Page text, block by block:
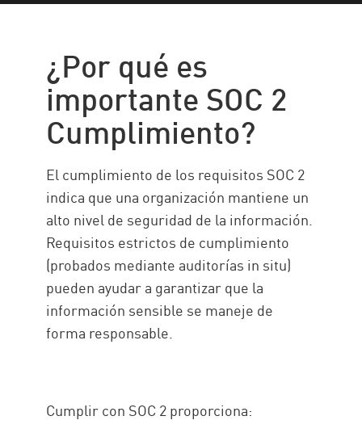
Lista de verificación de 4 pasos
Cumplimiento
SOC 1 vs SOC 2
¿Por qué es
importante SOC 2
Cumplimiento?
El cumplimiento de los requisitos SOC 2
indica que una organización mantiene un
alto nivel de seguridad de la información.
Requisitos estrictos de cumplimiento
(probados mediante auditorías in situ)
pueden ayudar a garantizar que la
información sensible se maneje de
forma responsable.
Cumplir con SOC 2 proporciona: